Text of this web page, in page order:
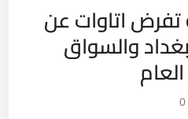
تفرض اتاوات عن
والسواق
0